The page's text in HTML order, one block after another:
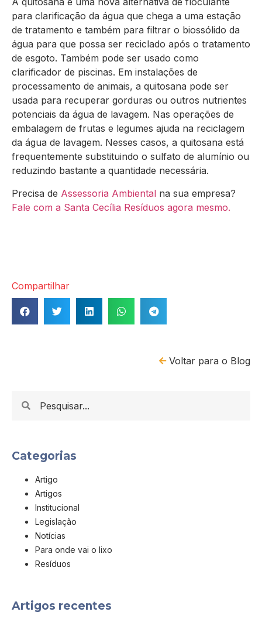
para clarificação da água que chega a uma estação
de tratamento e também para filtrar o biossólido da
água para que possa ser reciclado após o tratamento
de esgoto. Também pode ser usado como
clarificador de piscinas. Em instalações de
processamento de animais, a quitosana pode ser
usada para recuperar gorduras ou outros nutrientes
potenciais da água de lavagem. Nas operações de
embalagem de frutas e legumes ajuda na reciclagem
da água de lavagem. Nesses casos, a quitosana está
frequentemente substituindo o sulfato de alumínio ou
reduzindo bastante a quantidade necessária.
Precisa de Assessoria Ambiental na sua empresa?
Fale com a Santa Cecília Resíduos agora mesmo.
Compartilhar
Voltar para o Blog
Categorias
Artigo
Artigos
Institucional
Legislação
Notícias
Para onde vai o lixo
Resíduos
Artigos recentes